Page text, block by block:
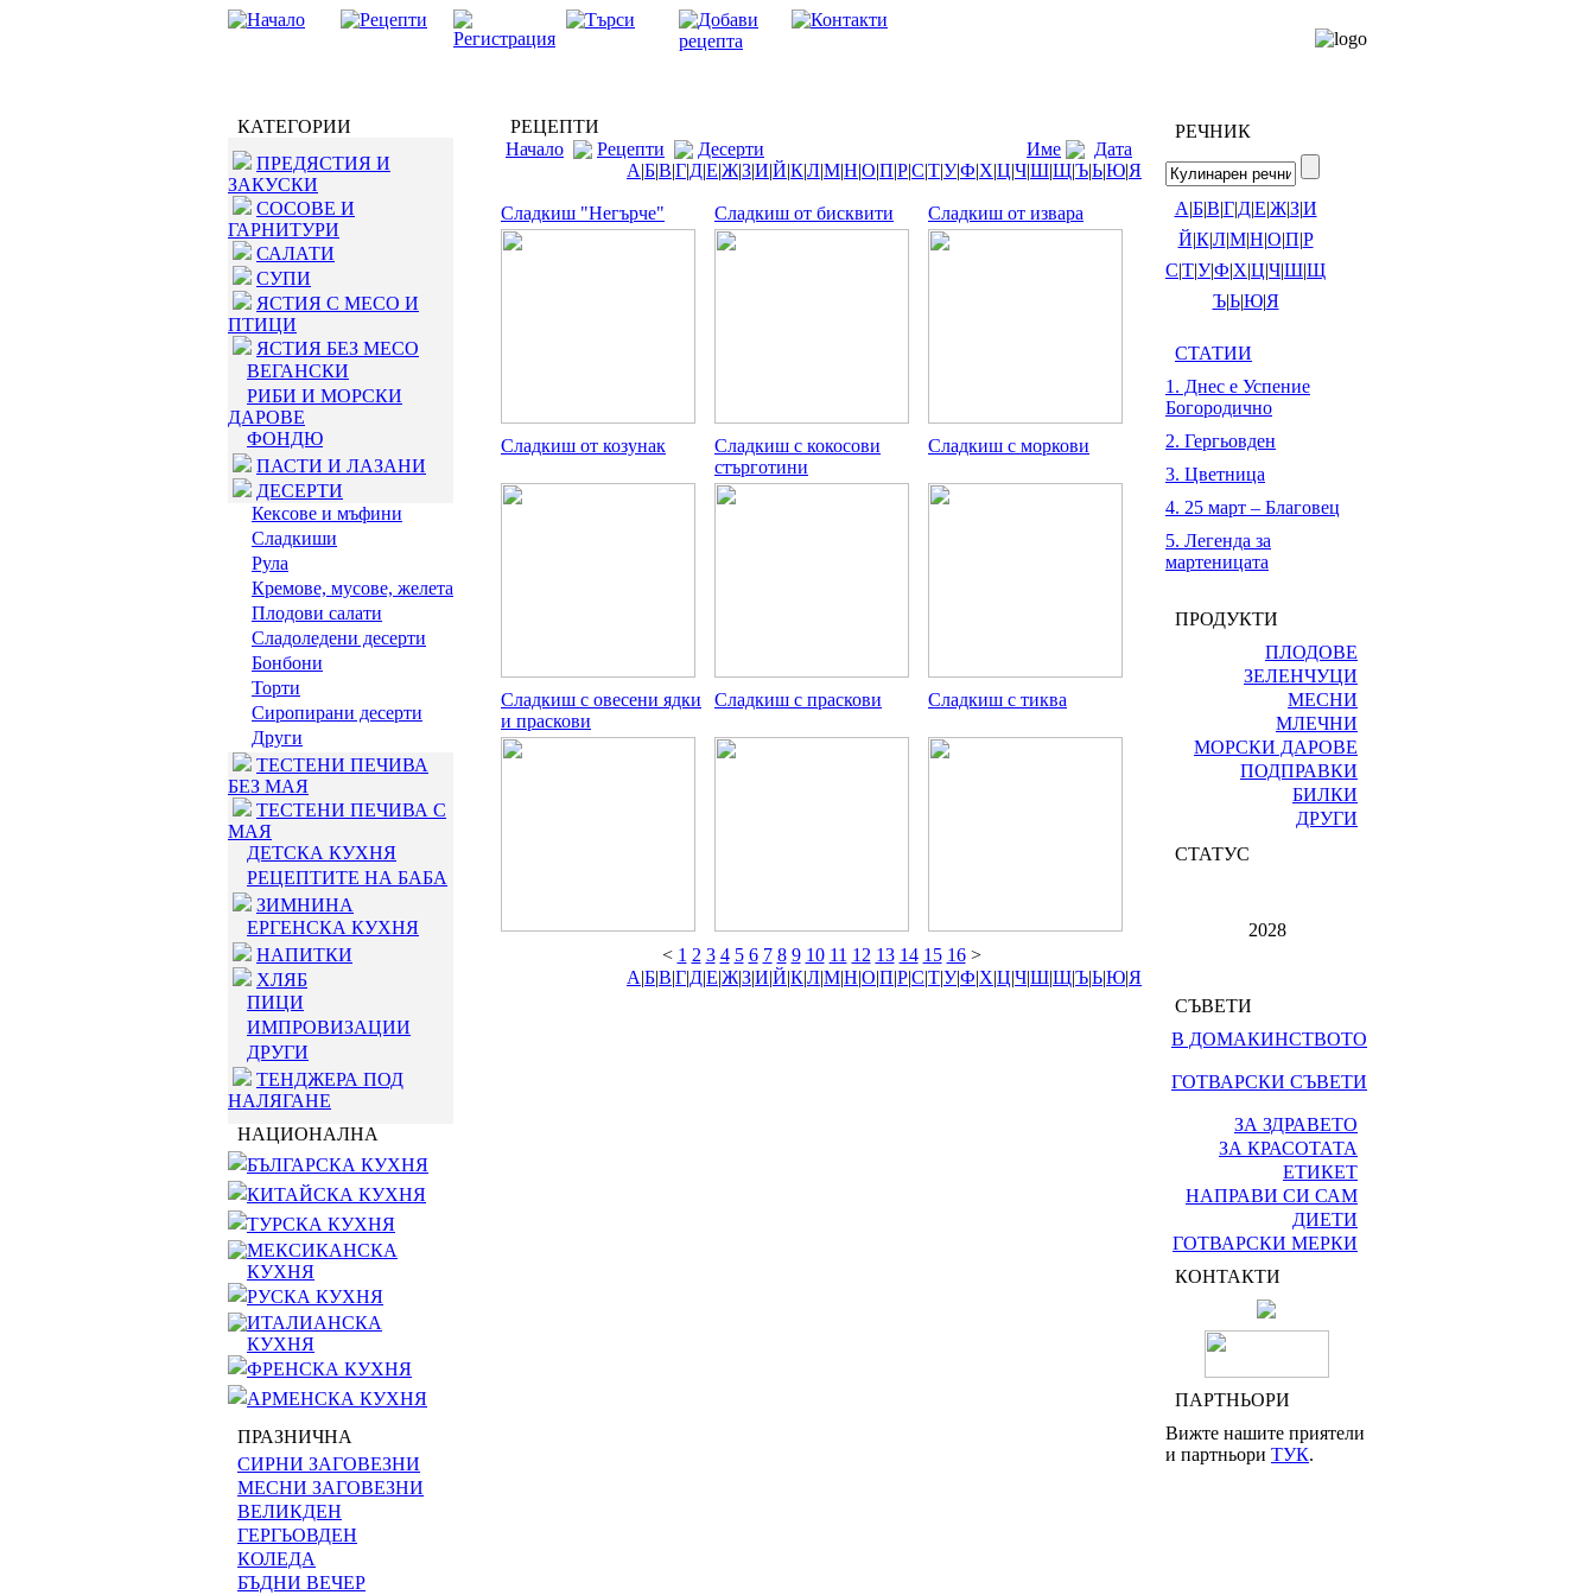
КАТЕГОРИИ
ПРЕДЯСТИЯ И
ЗАКУСКИ
СОСОВЕ И
ГАРНИТУРИ
САЛАТИ
СУПИ
ЯСТИЯ С МЕСО И
ПТИЦИ
ЯСТИЯ БЕЗ МЕСО
ВЕГАНСКИ
РИБИ И МОРСКИ
ДАРОВЕ
ФОНДЮ
ПАСТИ И ЛАЗАНИ
ДЕСЕРТИ
Кексове и мъфини
Сладкиши
Рула
Кремове, мусове, желета
Плодови салати
Сладоледени десерти
Бонбони
Торти
Сиропирани десерти
Други
ТЕСТЕНИ ПЕЧИВА
БЕЗ МАЯ
ТЕСТЕНИ ПЕЧИВА С
МАЯ
ДЕТСКА КУХНЯ
РЕЦЕПТИТЕ НА БАБА
ЗИМНИНА
ЕРГЕНСКА КУХНЯ
НАПИТКИ
ХЛЯБ
ПИЦИ
ИМПРОВИЗАЦИИ
ДРУГИ
ТЕНДЖЕРА ПОД
НАЛЯГАНЕ
НАЦИОНАЛНА
БЪЛГАРСКА КУХНЯ
КИТАЙСКА КУХНЯ
ТУРСКА КУХНЯ
МЕКСИКАНСКА
КУХНЯ
РУСКА КУХНЯ
ИТАЛИАНСКА
КУХНЯ
ФРЕНСКА КУХНЯ
АРМЕНСКА КУХНЯ
ПРАЗНИЧНА
СИРНИ ЗАГОВЕЗНИ
МЕСНИ ЗАГОВЕЗНИ
ВЕЛИКДЕН
ГЕРГЬОВДЕН
КОЛЕДА
БЪДНИ ВЕЧЕР
РЕЦЕПТИ
Начало
Рецепти Десерти Име
Дата
А|Б|В|Г|Д|Е|Ж|З|И|Й|К|Л|М|Н|О|П|Р|С|Т|У|Ф|Х|Ц|Ч|Ш|Щ|Ъ|Ь|Ю|Я
Сладкиш "Негърче" Сладкиш от бисквити Сладкиш от извара
Сладкиш от козунак
Сладкиш с кокосови
стърготини
Сладкиш с моркови
Сладкиш с овесени ядки
и праскови
Сладкиш с праскови Сладкиш с тиква
< 1 2 3 4 5 6 7 8 9 10 11 12 13 14 15 16>
А|Б|В|Г|Д|Е|Ж|З|И|Й|К|Л|М|Н|О|П|Р|С|Т|У|Ф|Х|Ц|Ч|Ш|Щ|Ъ|Ь|Ю|Я
РЕЧНИК
А|Б|В|Г|Д|Е|Ж|З|И
Й|К|Л|М|Н|О|П|Р
С|Т|У|Ф|Х|Ц|Ч|Ш|Щ
Ъ|Ь|Ю|Я
СТАТИИ
1. Днес е Успение
Богородично
2. Гергьовден
3. Цветница
4. 25 март – Благовец
5. Легенда за
мартеницата
ПРОДУКТИ
ПЛОДОВЕ
ЗЕЛЕНЧУЦИ
МЕСНИ
МЛЕЧНИ
МОРСКИ ДАРОВЕ
ПОДПРАВКИ
БИЛКИ
ДРУГИ
СТАТУС
2028
СЪВЕТИ
В ДОМАКИНСТВОТО
ГОТВАРСКИ СЪВЕТИ
ЗА ЗДРАВЕТО
ЗА КРАСОТАТА
ЕТИКЕТ
НАПРАВИ СИ САМ
ДИЕТИ
ГОТВАРСКИ МЕРКИ
КОНТАКТИ
ПАРТНЬОРИ
Вижте нашите приятели
и партньори ТУК.